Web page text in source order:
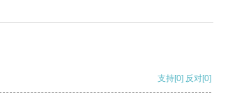
支持[0] 反对[0]